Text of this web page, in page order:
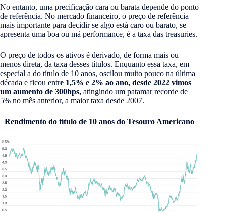
No entanto, uma precificação cara ou barata depende do ponto
de referência. No mercado financeiro, o preço de referência
mais importante para decidir se algo está caro ou barato, se
apresenta uma boa ou má performance, é a taxa das treasuries.
O preço de todos os ativos é derivado, de forma mais ou
menos direta, da taxa desses títulos. Enquanto essa taxa, em
especial a do título de 10 anos, oscilou muito pouco na última
década e ficou entre 1,5% e 2% ao ano, desde 2022 vimos
um aumento de 300bps, atingindo um patamar recorde de
5% no mês anterior, a maior taxa desde 2007.
Rendimento do título de 10 anos do Tesouro Americano